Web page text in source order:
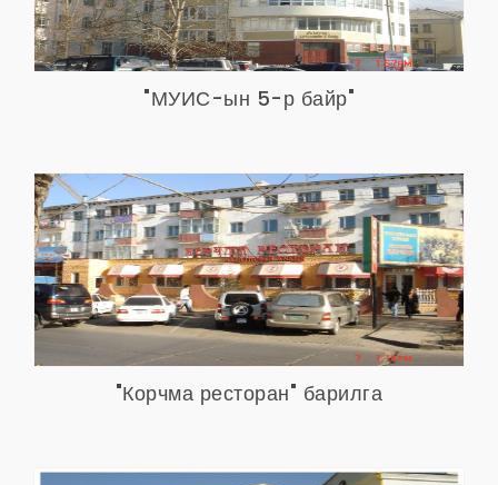
"МУИС-ын 5-р байр"
"Корчма ресторан" барилга